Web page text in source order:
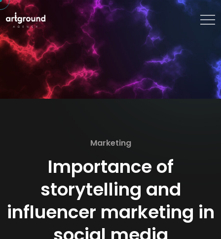
Marketing
Importance of
storytelling and
influencer marketing in